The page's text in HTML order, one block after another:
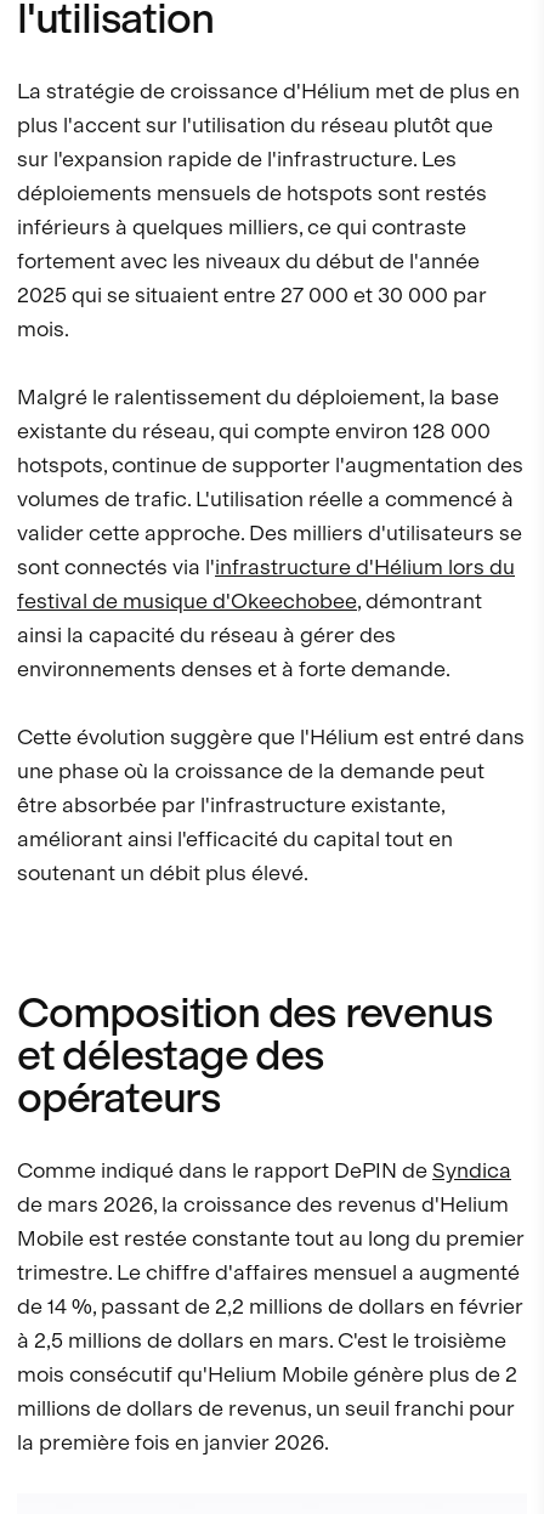
l'utilisation
La stratégie de croissance d'Hélium met de plus en
plus l'accent sur l'utilisation du réseau plutôt que
sur l'expansion rapide de l'infrastructure. Les
déploiements mensuels de hotspots sont restés
inférieurs à quelques milliers, ce qui contraste
fortement avec les niveaux du début de l'année
2025 qui se situaient entre 27 000 et 30 000 par
mois.
Malgré le ralentissement du déploiement, la base
existante du réseau, qui compte environ 128 000
hotspots, continue de supporter l'augmentation des
volumes de trafic. L'utilisation réelle a commencé à
valider cette approche. Des milliers d'utilisateurs se
sont connectés via l'infrastructure d'Hélium lors du
festival de musique d'Okeechobee, démontrant
ainsi la capacité du réseau à gérer des
environnements denses et à forte demande.
Cette évolution suggère que l'Hélium est entré dans
une phase où la croissance de la demande peut
être absorbée par l'infrastructure existante,
améliorant ainsi l'efficacité du capital tout en
soutenant un débit plus élevé.
Composition des revenus
et délestage des
opérateurs
Comme indiqué dans le rapport DePIN deSyndica
de mars 2026, la croissance des revenus d'Helium
Mobile est restée constante tout au long du premier
trimestre. Le chiffre d'affaires mensuel a augmenté
de 14 %, passant de 2,2 millions de dollars en février
à 2,5 millions de dollars en mars. C'est le troisième
mois consécutif qu'Helium Mobile génère plus de 2
millions de dollars de revenus, un seuil franchi pour
la première fois en janvier 2026.